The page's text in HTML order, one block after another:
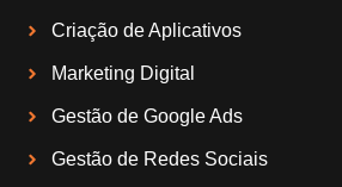
Criação de Aplicativos
Marketing Digital
Gestão de Google Ads
Gestão de Redes Sociais